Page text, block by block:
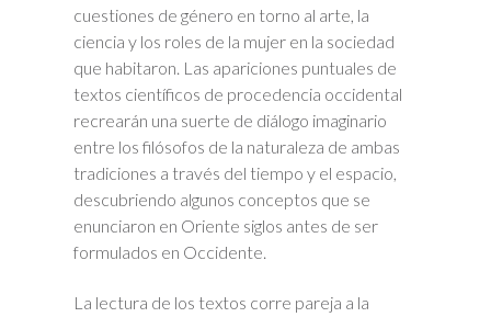
cuestiones de género en torno al arte, la
ciencia y los roles de la mujer en la sociedad
que habitaron. Las apariciones puntuales de
textos científicos de procedencia occidental
recrearán una suerte de diálogo imaginario
entre los filósofos de la naturaleza de ambas
tradiciones a través del tiempo y el espacio,
descubriendo algunos conceptos que se
enunciaron en Oriente siglos antes de ser
formulados en Occidente.
La lectura de los textos corre pareja a la